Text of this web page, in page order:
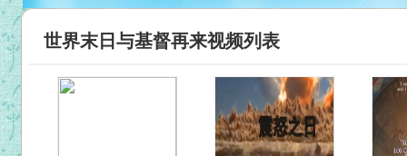
世界末日与基督再来视频列表